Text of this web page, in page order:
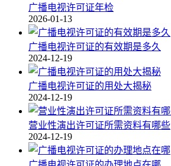
广播电视许可证年检
2026-01-13
广播电视许可证的有效期是多久
2024-12-19
广播电视许可证的用处大揭秘
2024-12-19
营业性演出许可证所需资料有哪些
2024-12-19